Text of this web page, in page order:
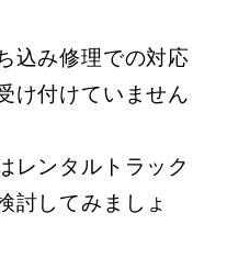
込み修理での対応
け付けていません
レンタルトラック
討してみましょ